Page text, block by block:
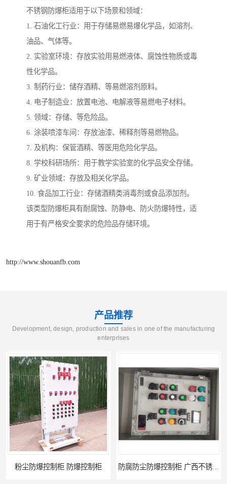
不锈钢防爆柜适用于以下场景和领域：
1. 石油化工行业：用于存储易燃易爆化学品，如溶剂、
油品、气体等。
2. 实验室环境：存放实验用易燃液体、腐蚀性物质或毒
性化学品。
3. 制药行业：储存酒精、等易燃溶剂原料。
4. 电子制造业：放置电池、电解液等易燃电子材料。
5. 领域：存储、等危险品。
6. 涂装喷漆车间：存放油漆、稀释剂等易燃物品。
7. 及机构：保管酒精、等医用危险化学品。
8. 学校科研场所：用于教学实验室的化学品安全存储。
9. 矿业领域：存放及相关化学品。
10. 食品加工行业：存储酒精类消毒剂或食品添加剂。
该类型防爆柜具有耐腐蚀、防静电、防火防爆特性，适
用于有严格安全要求的危险品存储环境。
http://www.shouanfb.com
产品推荐
Development, design, production and sales in one of the manufacturing
enterprises
粉尘防爆控制柜 防爆控制柜